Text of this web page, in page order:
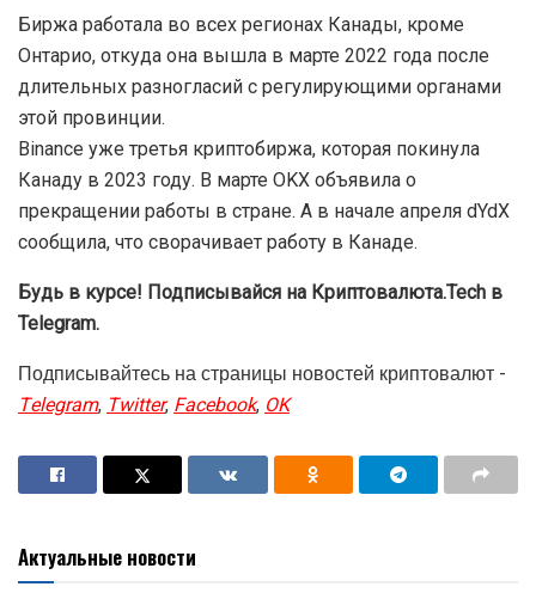
Биржа работала во всех регионах Канады, кроме
Онтарио, откуда она вышла в марте 2022 года после
длительных разногласий с регулирующими органами
этой провинции.
Binance уже третья криптобиржа, которая покинула
Канаду в 2023 году. В марте OKX объявила о
прекращении работы в стране. А в начале апреля dYdX
сообщила, что сворачивает работу в Канаде.
Будь в курсе! Подписывайся на Криптовалюта.Tech в
Telegram.
Подписывайтесь на страницы новостей криптовалют -
Telegram, Twitter, Facebook, OK
Актуальные новости